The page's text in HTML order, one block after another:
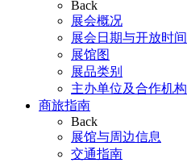
Back
展会概况
展会日期与开放时间
展馆图
展品类别
主办单位及合作机构
商旅指南
Back
展馆与周边信息
交通指南